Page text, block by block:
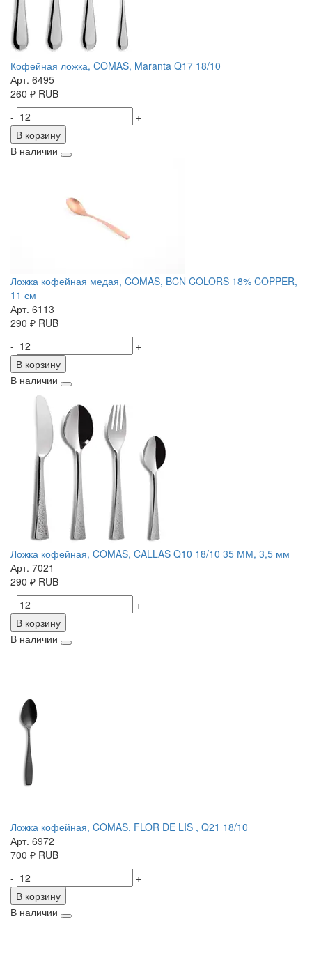
Кофейная ложка, COMAS, Maranta Q17 18/10
Арт. 6495
260 ₽ RUB
-
+
В корзину
В наличии
Ложка кофейная медая, COMAS, BCN COLORS 18% COPPER,
11 см
Арт. 6113
290 ₽ RUB
-
+
В корзину
В наличии
Ложка кофейная, COMAS, CALLAS Q10 18/10 35 ММ, 3,5 мм
Арт. 7021
290 ₽ RUB
-
+
В корзину
В наличии
Ложка кофейная, COMAS, FLOR DE LIS , Q21 18/10
Арт. 6972
700 ₽ RUB
-
+
В корзину
В наличии